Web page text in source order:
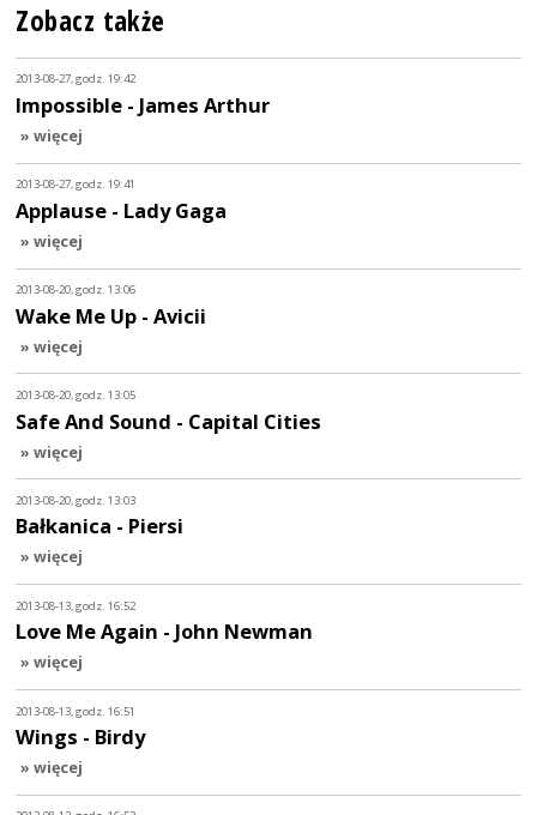
Zobacz także
2013-08-27, godz. 19:42
Impossible - James Arthur
» więcej
2013-08-27, godz. 19:41
Applause - Lady Gaga
» więcej
2013-08-20, godz. 13:06
Wake Me Up - Avicii
» więcej
2013-08-20, godz. 13:05
Safe And Sound - Capital Cities
» więcej
2013-08-20, godz. 13:03
Bałkanica - Piersi
» więcej
2013-08-13, godz. 16:52
Love Me Again - John Newman
» więcej
2013-08-13, godz. 16:51
Wings - Birdy
» więcej